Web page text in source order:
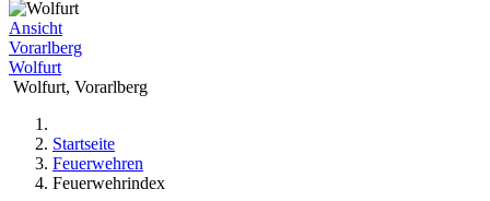
Ansicht
Vorarlberg
Wolfurt
Wolfurt, Vorarlberg
Startseite
Feuerwehren
Feuerwehrindex